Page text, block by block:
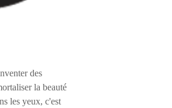
des
la beauté
les yeux, c'est